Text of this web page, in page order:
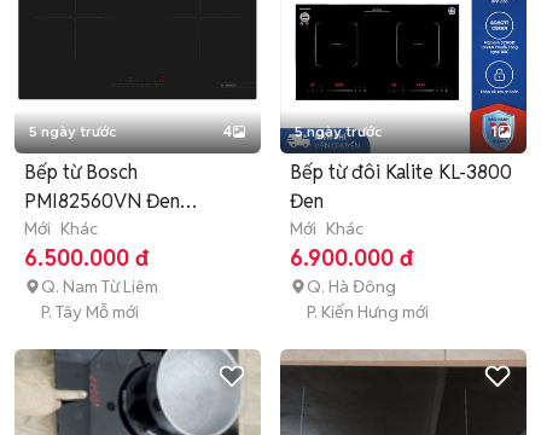
5 ngày trước 4
Bếp từ Bosch
PMI82560VN Đen
Ceramic
Mới Khác
6.500.000 đ
Q. Nam Từ Liêm
P. Tây Mỗ mới
5 ngày trước 1
Bếp từ đôi Kalite KL-3800
Đen
Mới Khác
6.900.000 đ
Q. Hà Đông
P. Kiến Hưng mới